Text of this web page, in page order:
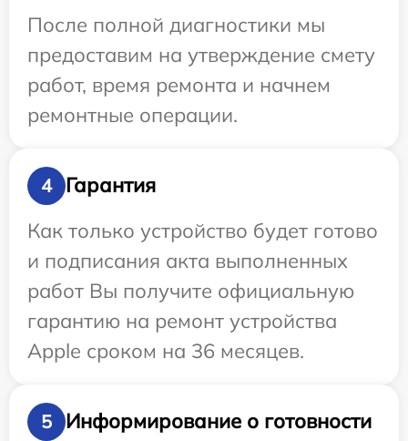
После полной диагностики мы
предоставим на утверждение смету
работ, время ремонта и начнем
ремонтные операции.
4
Гарантия
Как только устройство будет готово
и подписания акта выполненных
работ Вы получите официальную
гарантию на ремонт устройства
Apple сроком на 36 месяцев.
5 Информирование о готовности